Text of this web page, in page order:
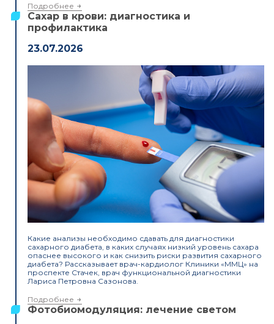
Подробнее
Сахар в крови: диагностика и
профилактика
23.07.2026
Какие анализы необходимо сдавать для диагностики
сахарного диабета, в каких случаях низкий уровень сахара
опаснее высокого и как снизить риски развития сахарного
диабета? Рассказывает врач-кардиолог Клиники «ММЦ» на
проспекте Стачек, врач функциональной диагностики
Лариса Петровна Сазонова.
Подробнее
Фотобиомодуляция: лечение светом